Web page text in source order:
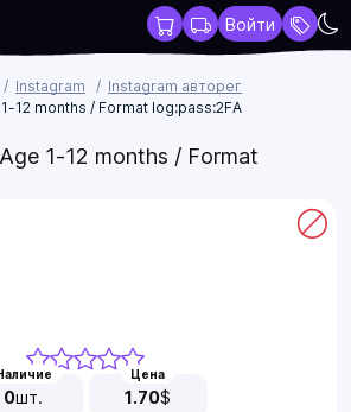
Войти
Instagram
Instagram авторег
12 months / Format log:pass:2FA
1-12 months / Format
0шт.
Цена
1.70$